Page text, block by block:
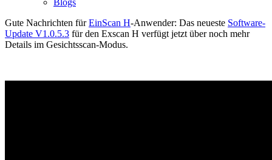
Gute Nachrichten fürEinScan H-Anwender: Das neueste Software-
Update V1.0.5.3 für den Exscan H verfügt jetzt über noch mehr
Details im Gesichtsscan-Modus.